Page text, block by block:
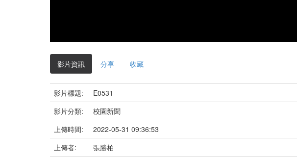
影片資訊 分享 收藏
影片標題:
E0531
影片分類:
校園新聞
上傳時間:
2022-05-31 09:36:53
上傳者:
張勝柏